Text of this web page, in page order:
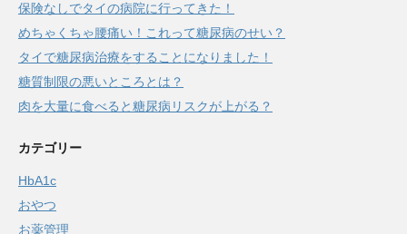
保険なしでタイの病院に行ってきた！
めちゃくちゃ腰痛い！これって糖尿病のせい？
タイで糖尿病治療をすることになりました！
糖質制限の悪いところとは？
肉を大量に食べると糖尿病リスクが上がる？
カテゴリー
HbA1c
おやつ
お薬管理